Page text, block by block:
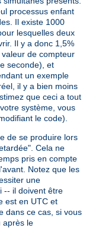
processus enfant
Il existe 1000
lesquelles deux
Il y a donc 1,5%
de compteur
seconde), et
un exemple
il y a bien moins
que ceci a tout
système, vous
le code).
de se produire lors
Cela ne
pris en compte
Notez que les
une
-- il doivent être
est en UTC et
dans ce cas, si vous
après le